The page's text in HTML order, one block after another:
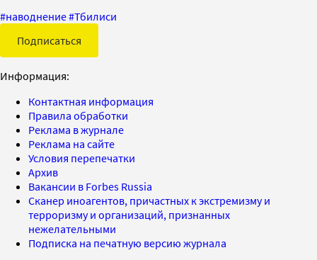
#наводнение#Тбилиси
Подписаться
Информация:
Контактная информация
Правила обработки
Реклама в журнале
Реклама на сайте
Условия перепечатки
Архив
Вакансии в Forbes Russia
Сканер иноагентов, причастных к экстремизму и
терроризму и организаций, признанных
нежелательными
Подписка на печатную версию журнала